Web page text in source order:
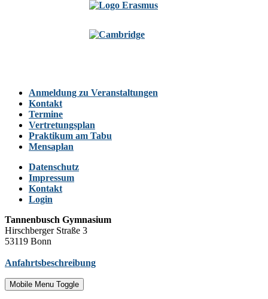
Anmeldung zu Veranstaltungen
Kontakt
Termine
Vertretungsplan
Praktikum am Tabu
Mensaplan
Datenschutz
Impressum
Kontakt
Login
Tannenbusch Gymnasium
Hirschberger Straße 3
53119 Bonn
Anfahrtsbeschreibung
Mobile Menu Toggle